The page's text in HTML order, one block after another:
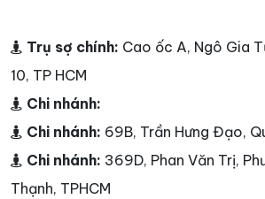
Trụ sợ chính: Cao ốc A, Ngô Gia
10, TP HCM
Chi nhánh:
Chi nhánh: 69B, Trần Hưng Đạo,
Chi nhánh: 369D, Phan Văn Trị,
Thạnh, TPHCM